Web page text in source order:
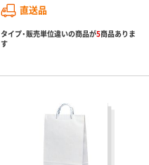
直送品
タイプ・販売単位違いの商品が5商品ありま
す